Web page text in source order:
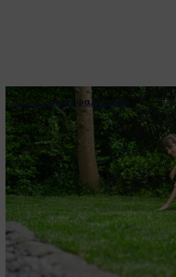
Κούρεμα και ψαλίδισμα